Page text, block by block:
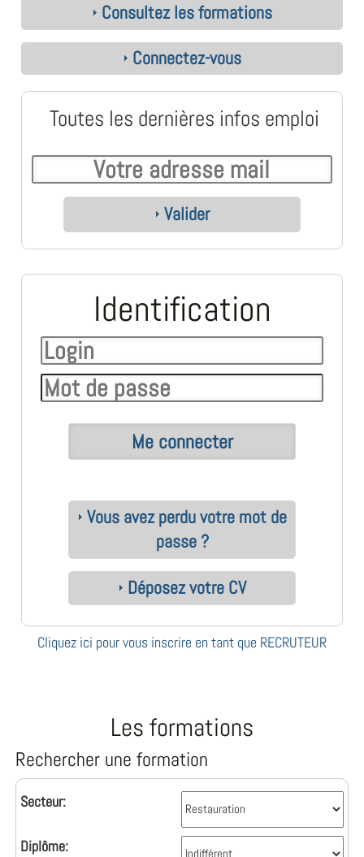
Consultez les formations
Connectez-vous
Toutes les dernières infos emploi
Valider
Identification
Vous avez perdu votre mot de
passe ?
Déposez votre CV
Cliquez ici pour vous inscrire en tant que RECRUTEUR
Les formations
Rechercher une formation
Secteur:
Diplôme: